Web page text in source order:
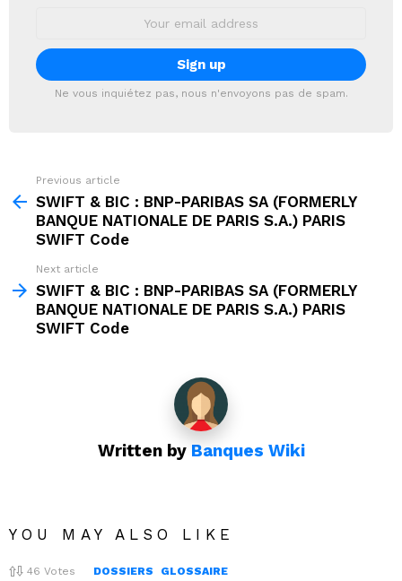
Ne vous inquiétez pas, nous n'envoyons pas de spam.
more
Previous article
SWIFT & BIC : BNP-PARIBAS SA (FORMERLY
BANQUE NATIONALE DE PARIS S.A.) PARIS
SWIFT Code
Next article
SWIFT & BIC : BNP-PARIBAS SA (FORMERLY
BANQUE NATIONALE DE PARIS S.A.) PARIS
SWIFT Code
Written by Banques Wiki
YOU MAY ALSO LIKE
46 Votes DOSSIERS GLOSSAIRE